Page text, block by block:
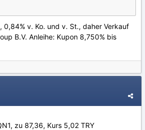
0,84% v. Ko. und v. St., daher Verkauf
B.V. Anleihe: Kupon 8,750% bis
zu 87,36, Kurs 5,02 TRY